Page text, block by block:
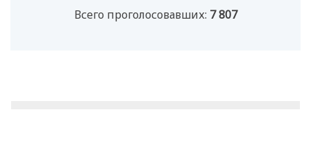
Всего проголосовавших: 7 807